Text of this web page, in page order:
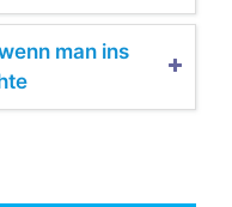
man ins